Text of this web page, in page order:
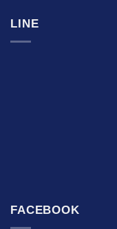
LINE
FACEBOOK